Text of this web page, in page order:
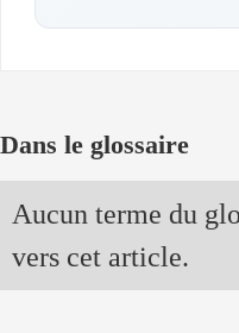
Dans le glossaire
Aucun terme du
vers cet article.